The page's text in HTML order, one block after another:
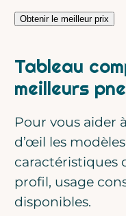
Obtenir le meilleur prix
Tableau
meilleurs
Pour vous aider
d’œil les
caractéristiques
profil, usage
disponibles.